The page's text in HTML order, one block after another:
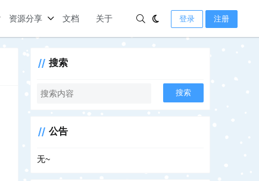
资源分享 文档 关于 登录 注册
搜索
搜索
公告
无~